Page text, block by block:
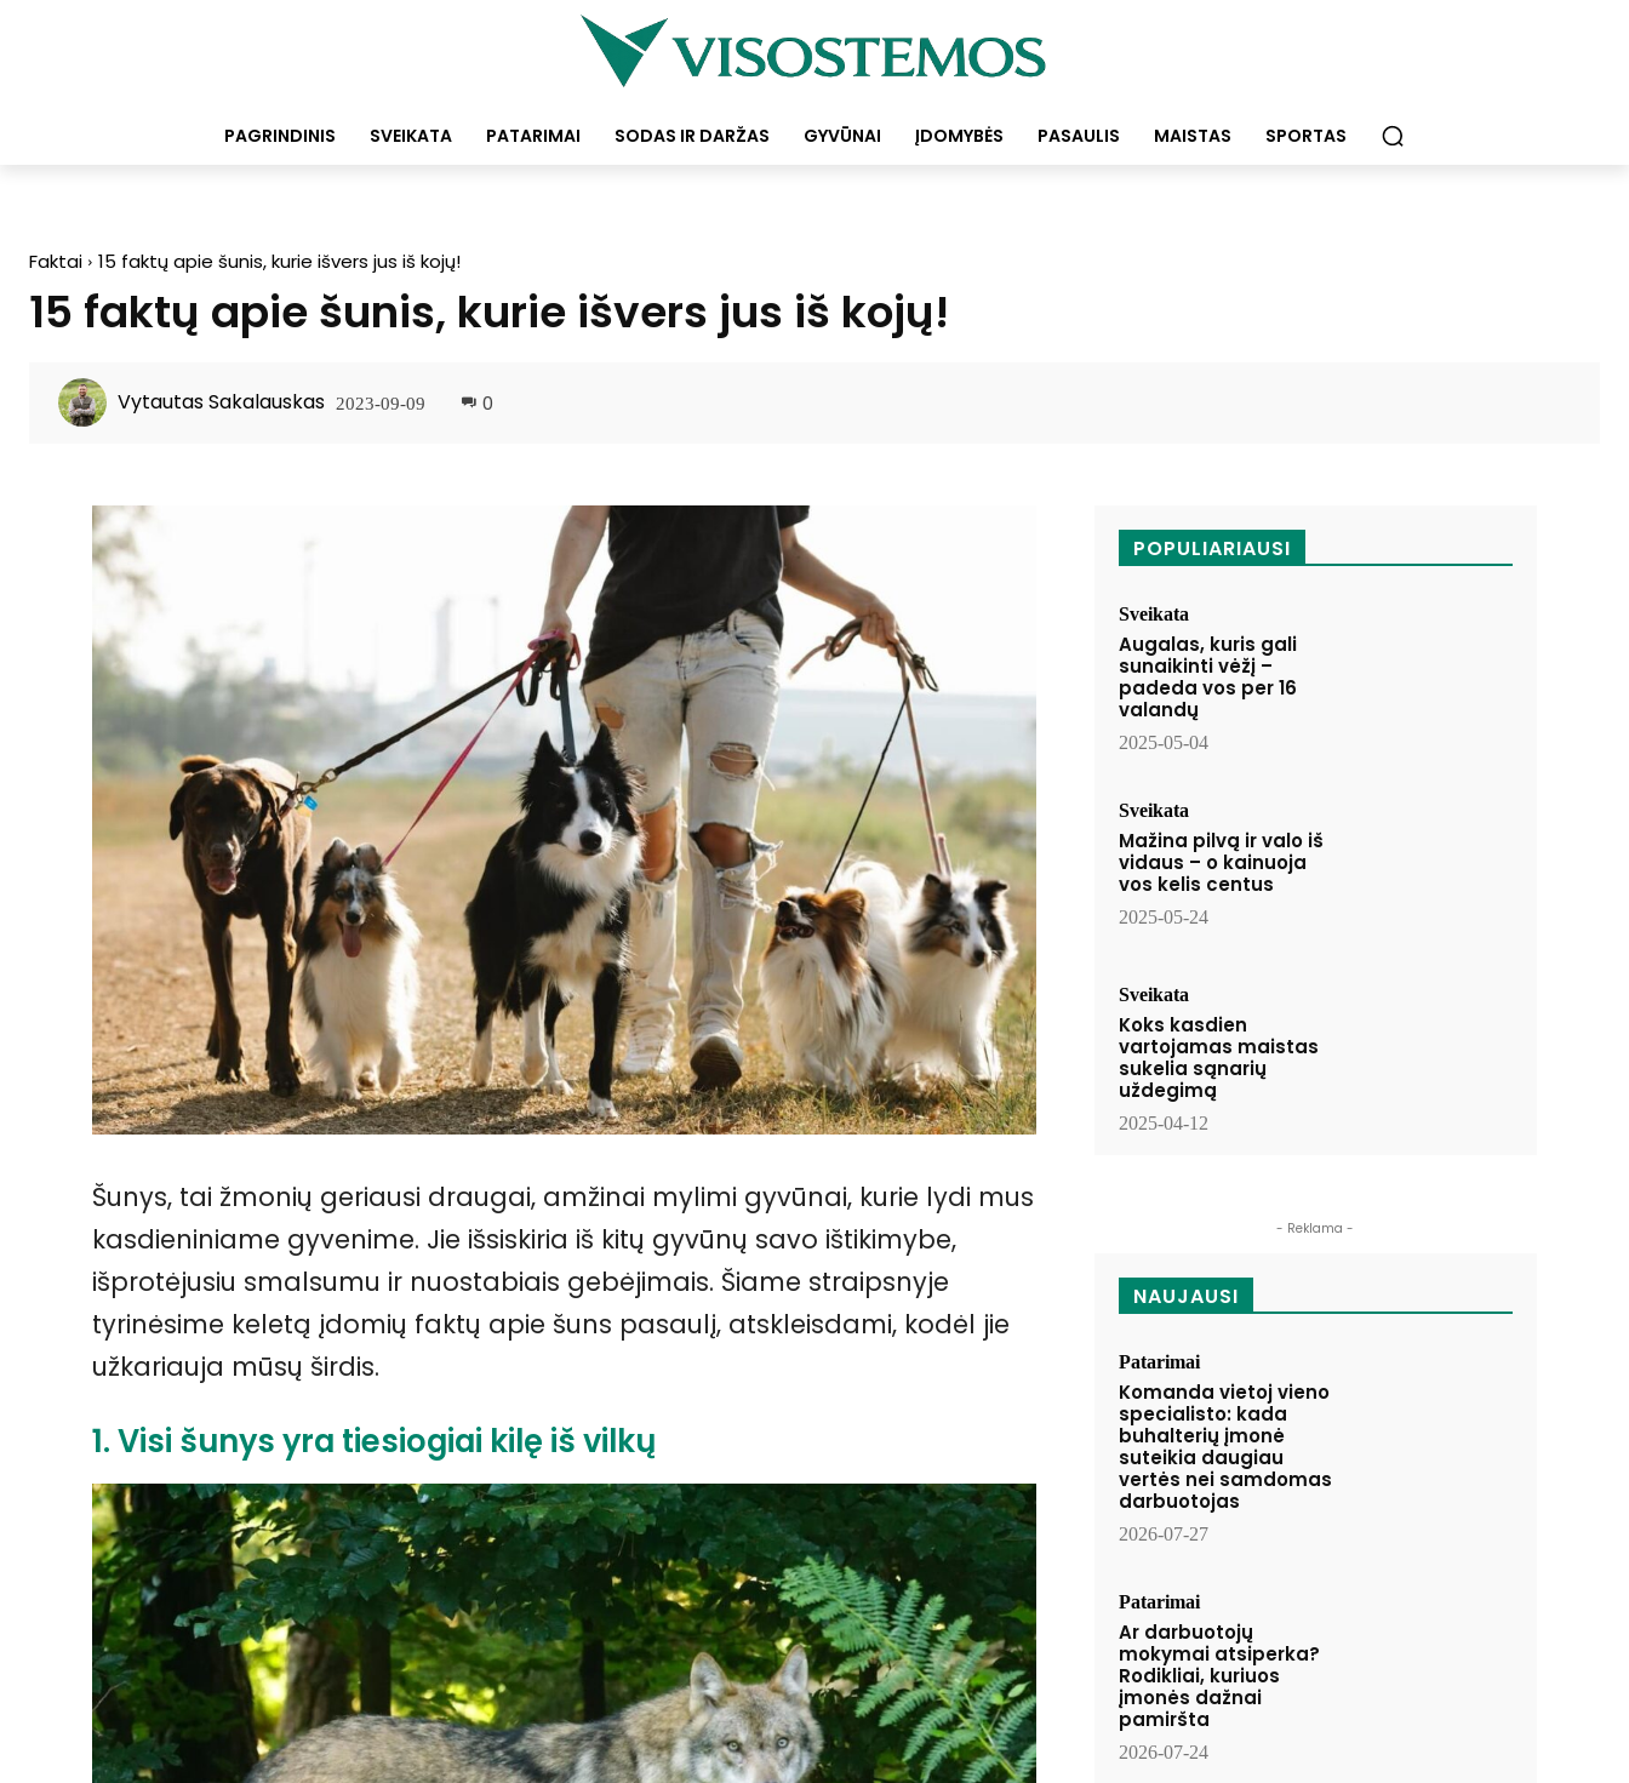
PAGRINDINIS SVEIKATA PATARIMAI SODAS IR DARŽAS GYVŪNAI ĮDOMYBĖS PASAULIS MAISTAS SPORTAS
Faktai 15 faktų apie šunis, kurie išvers jus iš kojų!
15 faktų apie šunis, kurie išvers jus iš kojų!
Vytautas Sakalauskas 2023-09-09 0
Šunys, tai žmonių geriausi draugai, amžinai mylimi gyvūnai, kurie lydi mus
kasdieniniame gyvenime. Jie išsiskiria iš kitų gyvūnų savo ištikimybe,
išprotėjusiu smalsumu ir nuostabiais gebėjimais. Šiame straipsnyje
tyrinėsime keletą įdomių faktų apie šuns pasaulį, atskleisdami, kodėl jie
užkariauja mūsų širdis.
1. Visi šunys yra tiesiogiai kilę iš vilkų
POPULIARIAUSI
Sveikata
Augalas, kuris gali
sunaikinti vėžį –
padeda vos per 16
valandų
2025-05-04
Sveikata
Mažina pilvą ir valo iš
vidaus – o kainuoja
vos kelis centus
2025-05-24
Sveikata
Koks kasdien
vartojamas maistas
sukelia sąnarių
uždegimą
2025-04-12
- Reklama -
NAUJAUSI
Patarimai
Komanda vietoj vieno
specialisto: kada
buhalterių įmonė
suteikia daugiau
vertės nei samdomas
darbuotojas
2026-07-27
Patarimai
Ar darbuotojų
mokymai atsiperka?
Rodikliai, kuriuos
įmonės dažnai
pamiršta
2026-07-24